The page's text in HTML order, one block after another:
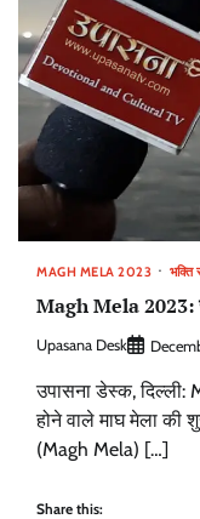
MAGH MELA 2023 भक्ति
Magh Mela 2023:
Upasana Desk
उपासना डेस्क, दिल्ली:
होने वाले माघ मेला
(Magh Mela) […]
Share this: